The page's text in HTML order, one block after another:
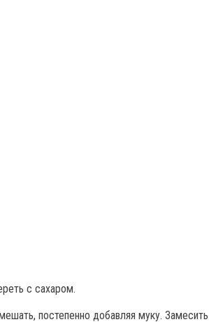
с сахаром.
постепенно добавляя муку.